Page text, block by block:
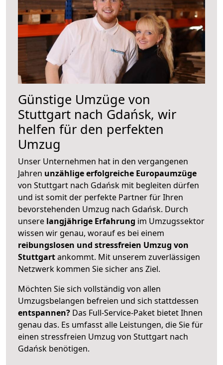
Günstige Umzüge von
Stuttgart nach Gdańsk, wir
helfen für den perfekten
Umzug
Unser Unternehmen hat in den vergangenen
Jahren unzählige erfolgreiche Europaumzüge
von Stuttgart nach Gdańsk mit begleiten dürfen
und ist somit der perfekte Partner für Ihren
bevorstehenden Umzug nach Gdańsk. Durch
unsere langjährige Erfahrung im Umzugssektor
wissen wir genau, worauf es bei einem
reibungslosen und stressfreien Umzug von
Stuttgartankommt. Mit unserem zuverlässigen
Netzwerk kommen Sie sicher ans Ziel.
Möchten Sie sich vollständig von allen
Umzugsbelangen befreien und sich stattdessen
entspannen? Das Full-Service-Paket bietet Ihnen
genau das. Es umfasst alle Leistungen, die Sie für
einen stressfreien Umzug von Stuttgart nach
Gdańsk benötigen.